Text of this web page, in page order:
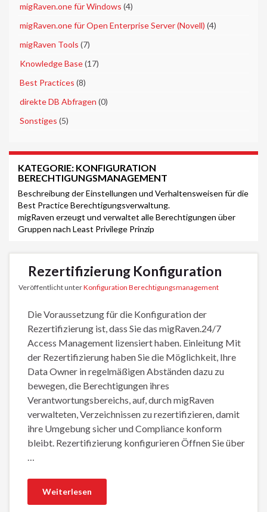
migRaven.one für Windows (4)
migRaven.one für Open Enterprise Server (Novell) (4)
migRaven Tools (7)
Knowledge Base(17)
Best Practices (8)
direkte DB Abfragen (0)
Sonstiges (5)
KATEGORIE: KONFIGURATION
BERECHTIGUNGSMANAGEMENT
Beschreibung der Einstellungen und Verhaltensweisen für die
Best Practice Berechtigungsverwaltung.
migRaven erzeugt und verwaltet alle Berechtigungen über
Gruppen nach Least Privilege Prinzip
Rezertifizierung Konfiguration
Veröffentlicht unterKonfiguration Berechtigungsmanagement
Die Voraussetzung für die Konfiguration der
Rezertifizierung ist, dass Sie das migRaven.24/7
Access Management lizensiert haben. Einleitung Mit
der Rezertifizierung haben Sie die Möglichkeit, Ihre
Data Owner in regelmäßigen Abständen dazu zu
bewegen, die Berechtigungen ihres
Verantwortungsbereichs, auf, durch migRaven
verwalteten, Verzeichnissen zu rezertifizieren, damit
ihre Umgebung sicher und Compliance konform
bleibt. Rezertifizierung konfigurieren Öffnen Sie über
…
Weiterlesen